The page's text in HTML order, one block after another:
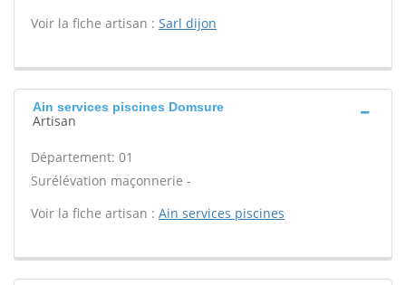
Voir la fiche artisan : Sarl dijon
Ain services piscines Domsure
Artisan
Département: 01
Surélévation maçonnerie -
Voir la fiche artisan : Ain services piscines